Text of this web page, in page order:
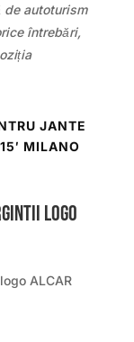
de autoturism
întrebări,
JANTE
MILANO
logo
ALCAR